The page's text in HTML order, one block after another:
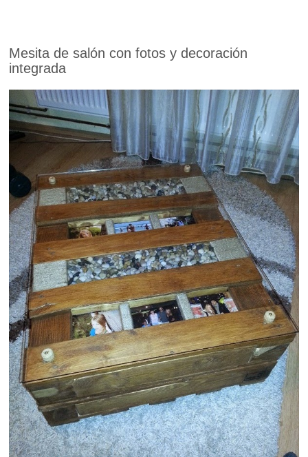
Mesita de salón con fotos y decoración
integrada